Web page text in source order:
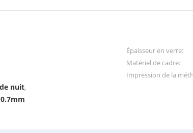
Épaisseur en verre:
Matériel de cadre:
Impression de la
nuit,